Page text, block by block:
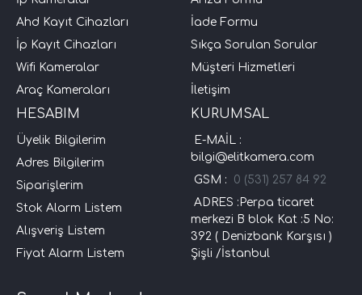
Ahd Kayıt Cihazları
İp Kayıt Cihazları
Wifi Kameralar
Araç Kameraları
İade Formu
Sıkça Sorulan Sorular
Müşteri Hizmetleri
İletişim
HESABIM
Üyelik Bilgilerim
Adres Bilgilerim
Siparişlerim
Stok Alarm Listem
Alışveriş Listem
Fiyat Alarm Listem
KURUMSAL
E-MAİL :
bilgi@elitkamera.com
GSM : 0 (531) 257 84 92
ADRES :Perpa ticaret
merkezi B blok Kat :5 No:
392 ( Denizbank Karşısı )
Şişli /İstanbul